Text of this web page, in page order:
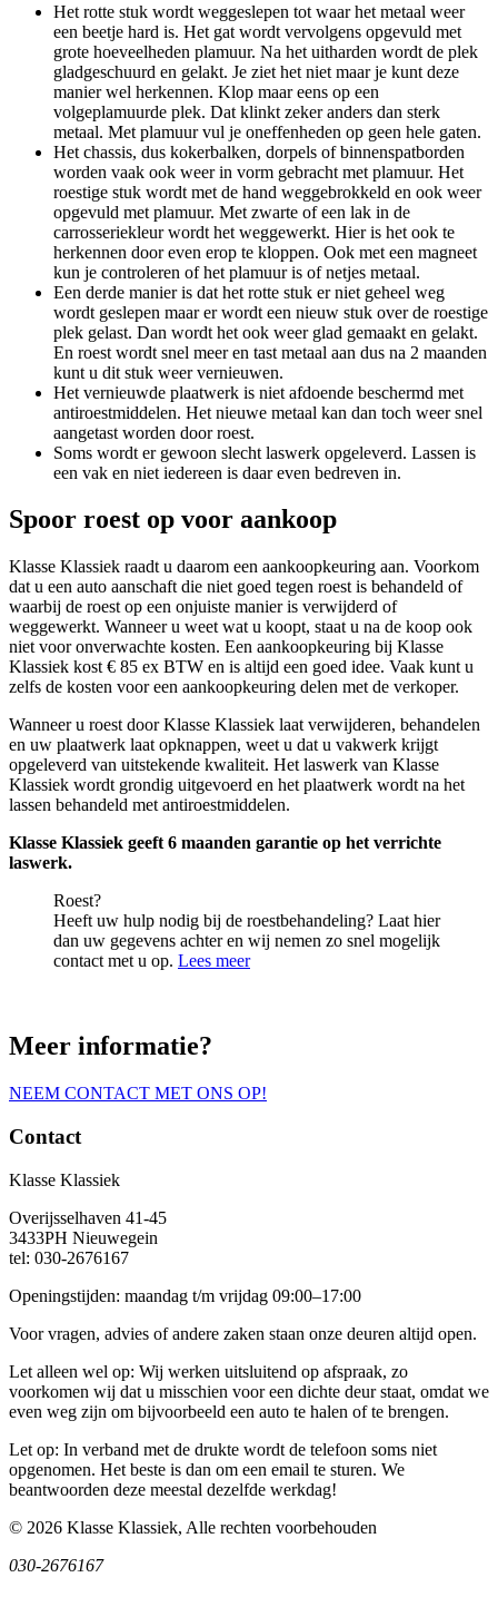
Het rotte stuk wordt weggeslepen tot waar het metaal weer
een beetje hard is. Het gat wordt vervolgens opgevuld met
grote hoeveelheden plamuur. Na het uitharden wordt de plek
gladgeschuurd en gelakt. Je ziet het niet maar je kunt deze
manier wel herkennen. Klop maar eens op een
volgeplamuurde plek. Dat klinkt zeker anders dan sterk
metaal. Met plamuur vul je oneffenheden op geen hele gaten.
Het chassis, dus kokerbalken, dorpels of binnenspatborden
worden vaak ook weer in vorm gebracht met plamuur. Het
roestige stuk wordt met de hand weggebrokkeld en ook weer
opgevuld met plamuur. Met zwarte of een lak in de
carrosseriekleur wordt het weggewerkt. Hier is het ook te
herkennen door even erop te kloppen. Ook met een magneet
kun je controleren of het plamuur is of netjes metaal.
Een derde manier is dat het rotte stuk er niet geheel weg
wordt geslepen maar er wordt een nieuw stuk over de roestige
plek gelast. Dan wordt het ook weer glad gemaakt en gelakt.
En roest wordt snel meer en tast metaal aan dus na 2 maanden
kunt u dit stuk weer vernieuwen.
Het vernieuwde plaatwerk is niet afdoende beschermd met
antiroestmiddelen. Het nieuwe metaal kan dan toch weer snel
aangetast worden door roest.
Soms wordt er gewoon slecht laswerk opgeleverd. Lassen is
een vak en niet iedereen is daar even bedreven in.
Spoor roest op voor aankoop
Klasse Klassiek raadt u daarom een aankoopkeuring aan. Voorkom
dat u een auto aanschaft die niet goed tegen roest is behandeld of
waarbij de roest op een onjuiste manier is verwijderd of
weggewerkt. Wanneer u weet wat u koopt, staat u na de koop ook
niet voor onverwachte kosten. Een aankoopkeuring bij Klasse
Klassiek kost € 85 ex BTW en is altijd een goed idee. Vaak kunt u
zelfs de kosten voor een aankoopkeuring delen met de verkoper.
Wanneer u roest door Klasse Klassiek laat verwijderen, behandelen
en uw plaatwerk laat opknappen, weet u dat u vakwerk krijgt
opgeleverd van uitstekende kwaliteit. Het laswerk van Klasse
Klassiek wordt grondig uitgevoerd en het plaatwerk wordt na het
lassen behandeld met antiroestmiddelen.
Klasse Klassiek geeft 6 maanden garantie op het verrichte
laswerk.
Roest?
Heeft uw hulp nodig bij de roestbehandeling? Laat hier
dan uw gegevens achter en wij nemen zo snel mogelijk
contact met u op. Lees meer
Meer informatie?
NEEM CONTACT MET ONS OP!
Contact
Klasse Klassiek
Overijsselhaven 41-45
3433PH Nieuwegein
tel: 030-2676167
Openingstijden: maandag t/m vrijdag 09:00–17:00
Voor vragen, advies of andere zaken staan onze deuren altijd open.
Let alleen wel op: Wij werken uitsluitend op afspraak, zo
voorkomen wij dat u misschien voor een dichte deur staat, omdat we
even weg zijn om bijvoorbeeld een auto te halen of te brengen.
Let op: In verband met de drukte wordt de telefoon soms niet
opgenomen. Het beste is dan om een email te sturen. We
beantwoorden deze meestal dezelfde werkdag!
© 2026 Klasse Klassiek, Alle rechten voorbehouden
030-2676167